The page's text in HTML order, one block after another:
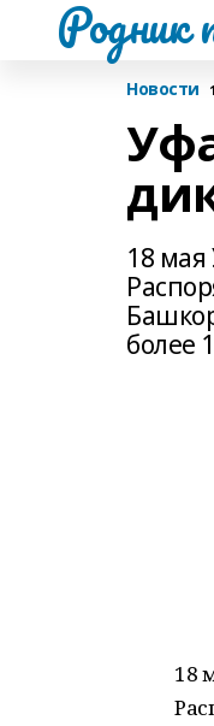
Родник
Новости
18
более
18